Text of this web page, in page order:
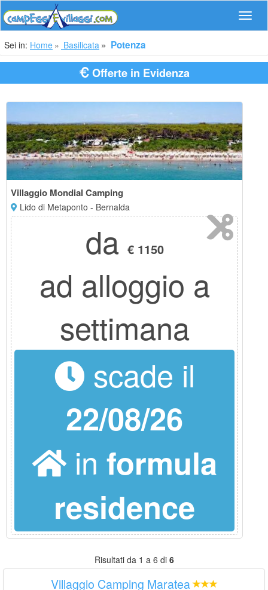
Sei in: Home Basilicata Potenza
Offerte in Evidenza
Villaggio Mondial Camping
Lido di Metaponto - Bernalda
da € 1150
ad alloggio a
settimana
scade il
22/08/26
in formula
residence
Risultati da 1 a 6 di 6
Villaggio Camping Maratea